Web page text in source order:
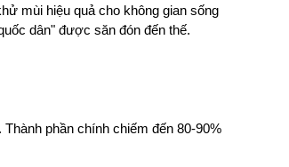
mùi hiệu quả cho không gian sống
dân" được săn đón đến thế.
phần chính chiếm đến 80-90%